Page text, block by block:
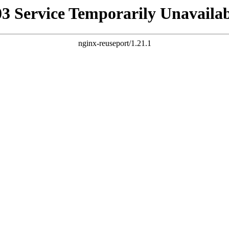
Service Temporarily
nginx-reuseport/1.21.1